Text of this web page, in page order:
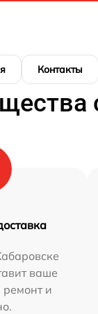
Контакты
ваше
ремонт и